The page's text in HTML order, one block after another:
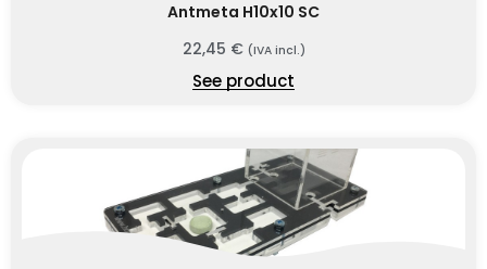
Antmeta H10x10 SC
22,45 € (IVA incl.)
See product